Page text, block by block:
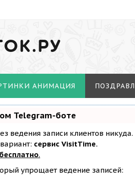
АНИМАЦИЯ
Telegram-боте
ведения записи клиентов
сервис VisitTime.
.
упрощает ведение записей: